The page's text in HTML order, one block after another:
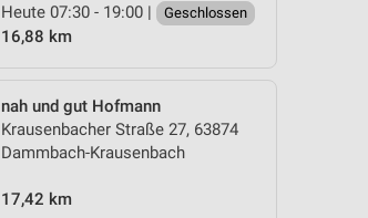
Heute 07:30 - 19:00 |
Geschlossen
16,88 km
nah und gut Hofmann
Krausenbacher Straße 27, 63874
Dammbach-Krausenbach
17,42 km